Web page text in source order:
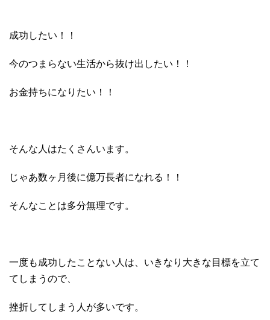
成功したい！！
今のつまらない生活から抜け出したい！！
お金持ちになりたい！！
そんな人はたくさんいます。
じゃあ数ヶ月後に億万長者になれる！！
そんなことは多分無理です。
一度も成功したことない人は、いきなり大きな目標を立て
てしまうので、
挫折してしまう人が多いです。